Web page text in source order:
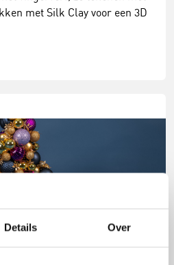
Details Over
met Silk Clay voor een 3D